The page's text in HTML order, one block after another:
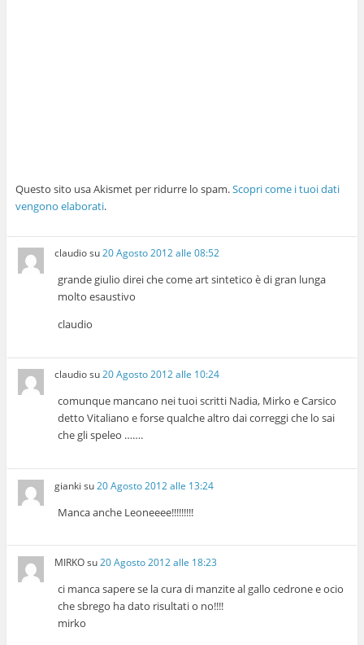
Questo sito usa Akismet per ridurre lo spam.Scopri come i tuoi dati
vengono elaborati.
claudiosu20 Agosto 2012 alle 08:52
grande giulio direi che come art sintetico è di gran lunga
molto esaustivo
claudio
claudiosu20 Agosto 2012 alle 10:24
comunque mancano nei tuoi scritti Nadia, Mirko e Carsico
detto Vitaliano e forse qualche altro dai correggi che lo sai
che gli speleo …….
gianki su20 Agosto 2012 alle 13:24
Manca anche Leoneeee!!!!!!!!!
MIRKOsu20 Agosto 2012 alle 18:23
ci manca sapere se la cura di manzite al gallo cedrone e ocio
che sbrego ha dato risultati o no!!!!
mirko